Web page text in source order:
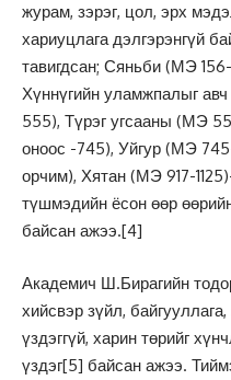
журам, зэрэг, цол, эрх
хариуцлага дэлгэрэнгүй
тавигдсан; Сяньби (МЭ
Хүннүгийн уламжпалыг
555), Түрэг угсааны (МЭ
оноос -745), Уйгур (МЭ
орчим), Хятан (МЭ 917-
түшмэдийн ёсон өөр
байсан ажээ.[4]
Академич Ш.Бирагийн
хийсвэр зүйл,
үздэггүй, харин төрийг
үздэг[5] байсан ажээ.